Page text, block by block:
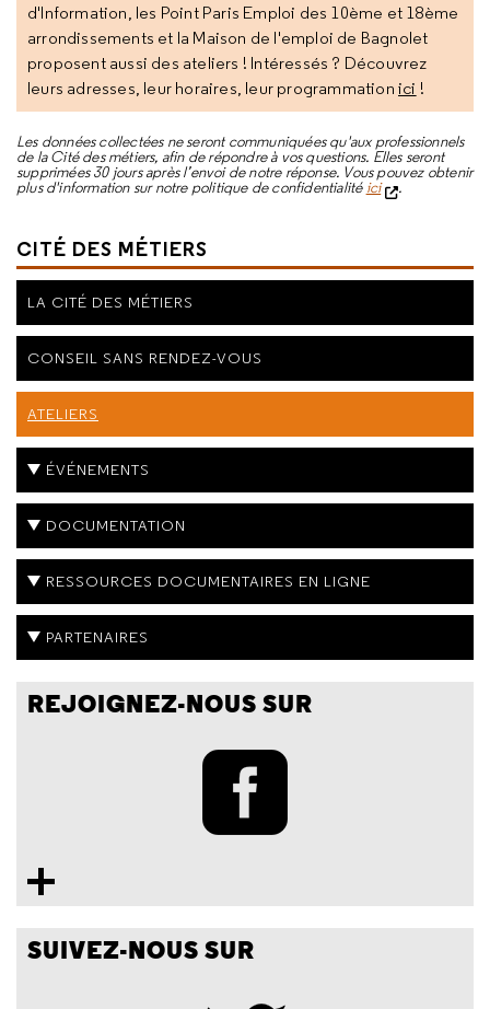
d'Information, les Point Paris Emploi des 10ème et 18ème
arrondissements et la Maison de l'emploi de Bagnolet
proposent aussi des ateliers ! Intéressés ? Découvrez
leurs adresses, leur horaires, leur programmationici !
Les données collectées ne seront communiquées qu'aux professionnels
de la Cité des métiers, afin de répondre à vos questions. Elles seront
supprimées 30 jours après l’envoi de notre réponse. Vous pouvez obtenir
plus d'information sur notre politique de confidentialité ici .
CITÉ DES MÉTIERS
LA CITÉ DES MÉTIERS
CONSEIL SANS RENDEZ-VOUS
ATELIERS
ÉVÉNEMENTS
DOCUMENTATION
RESSOURCES DOCUMENTAIRES EN LIGNE
PARTENAIRES
REJOIGNEZ-NOUS SUR
SUIVEZ-NOUS SUR